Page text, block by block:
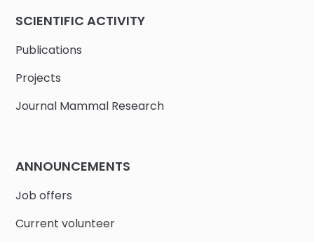
SCIENTIFIC ACTIVITY
Publications
Projects
Journal Mammal Research
ANNOUNCEMENTS
Job offers
Current volunteer